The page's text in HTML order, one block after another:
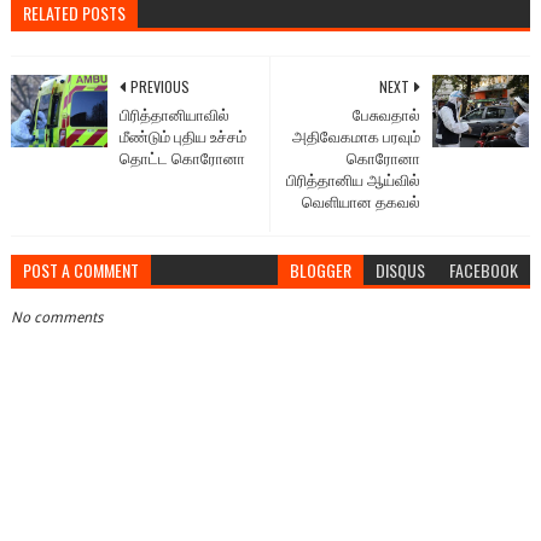
RELATED POSTS
NEXT
பேசுவதால்
அதிவேகமாக பரவும்
கொரோனா
பிரித்தானிய ஆய்வில்
வெளியான தகவல்
PREVIOUS
பிரித்தானியாவில்
மீண்டும் புதிய உச்சம்
தொட்ட கொரோனா
POST A COMMENT BLOGGER DISQUS FACEBOOK
No comments